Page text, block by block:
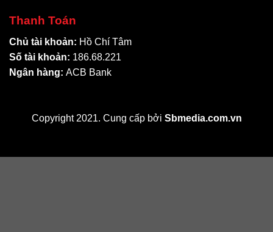
Thanh Toán
Chủ tài khoản: Hồ Chí Tâm
Số tài khoản: 186.68.221
Ngân hàng: ACB Bank
Copyright 2021. Cung cấp bởi Sbmedia.com.vn